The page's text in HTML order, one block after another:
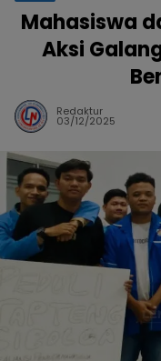
Mahasiswa
Aksi
Redaktur
03/12/2025